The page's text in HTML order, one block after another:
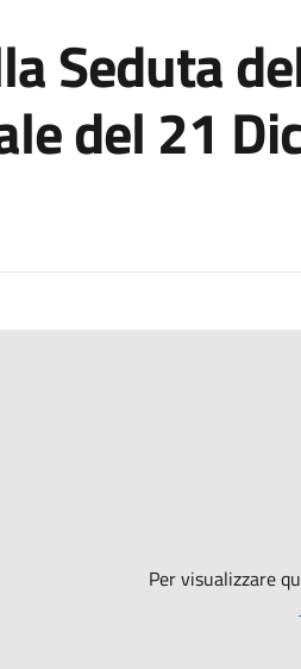
Seduta
del 21
Per visualizzare